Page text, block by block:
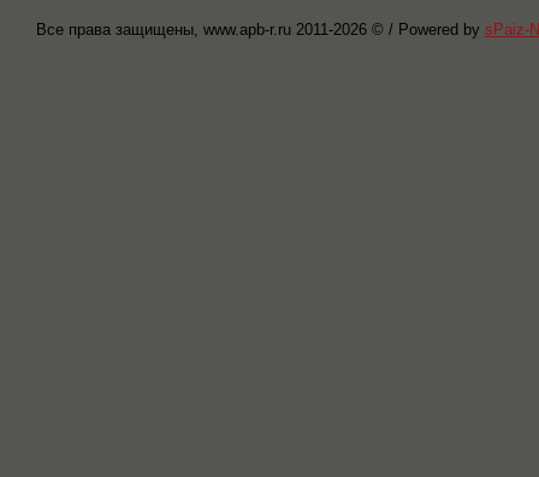
Все права защищены, www.apb-r.ru 2011-2026 © / Powered by sPaiz-